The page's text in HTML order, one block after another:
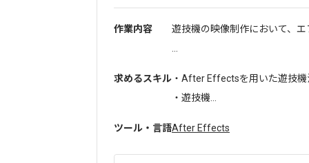
作業内容
遊技機の映像制作において、
求めるスキル ・After Effectsを用いた遊技
・遊技機...
ツール・言語After Effects